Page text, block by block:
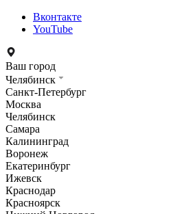
Вконтакте
YouTube
Ваш город
Челябинск
Санкт-Петербург
Москва
Челябинск
Самара
Калининград
Воронеж
Екатеринбург
Ижевск
Краснодар
Красноярск